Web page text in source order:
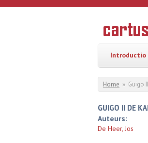
Overslaan en naar de inhoud gaan
Geschiedenis
van de
Introductio
U bent
Home » Guigo
GUIGO II DE
Auteurs:
De Heer, Jos